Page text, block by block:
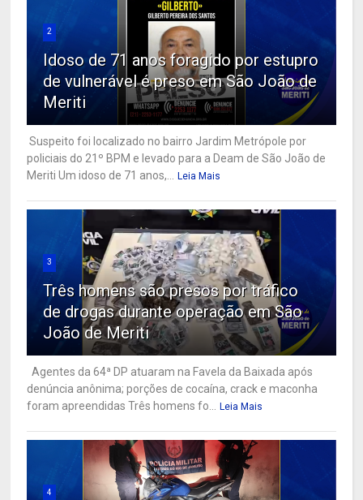
2
Idoso de 71 anos foragido por estupro
de vulnerável é preso em São João de
Meriti
Suspeito foi localizado no bairro Jardim Metrópole por
policiais do 21º BPM e levado para a Deam de São João de
Meriti Um idoso de 71 anos,... Leia Mais
3
Três homens são presos por tráfico
de drogas durante operação em São
João de Meriti
Agentes da 64ª DP atuaram na Favela da Baixada após
denúncia anônima; porções de cocaína, crack e maconha
foram apreendidas Três homens fo... Leia Mais
4